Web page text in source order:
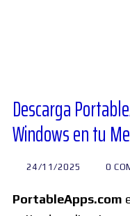
Descarga
Windows en tu
24/11/2025 0
PortableApps.com